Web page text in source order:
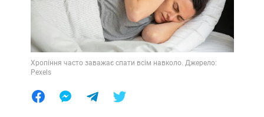
Хропіння часто заважає спати всім навколо. Джерело:
Pexels